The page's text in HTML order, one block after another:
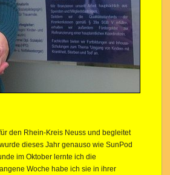
den Rhein-Kreis Neuss und begleitet
dieses Jahr genauso wie SunPod
im Oktober lernte ich die
Woche habe ich sie in ihrer